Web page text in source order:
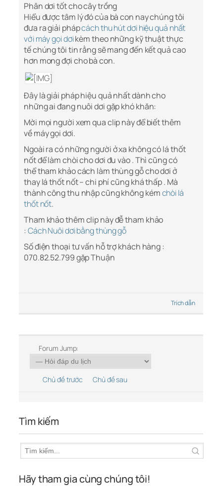
Phân dơi tốt cho cây trồng
Hiểu được tâm lý đó của bà con nay chúng tôi
đưa ra giải phápcách thu hút dơi hiệu quả nhất
với máy gọi dơikèm theo những kỹ thuật thực
tế chúng tôi tin rằng sẽ mang đến kết quả cao
hơn mong đợi cho bà con.
Đây là giải pháp hiệu quả nhất dành cho
những ai đang nuôi dơi gặp khó khăn:
Mời mọi người xem qua clip này để biết thêm
về máy gọi dơi.
Ngoài ra có những người ở xa không có lá thốt
nốt để làm chòi cho dơi đu vào . Thì cũng có
thể tham khảo cách làm thùng gỗ cho dơi ở
thay lá thốt nốt – chi phí cũng khá thấp . Mà
thành công thu nhập cũng không kémchòi lá
thốt nốt.
Tham khảo thêm clip này đễ tham khảo
: CáchNuôi dơi bằng thùng gỗ
Số điện thoại tư vấn hỗ trợ khách hàng :
070.82.52.799 gặp Thuận
Trích dẫn
Forum Jump:
Chủ đề trước Chủ đề sau
Tìm kiếm
Hãy tham gia cùng chúng tôi!